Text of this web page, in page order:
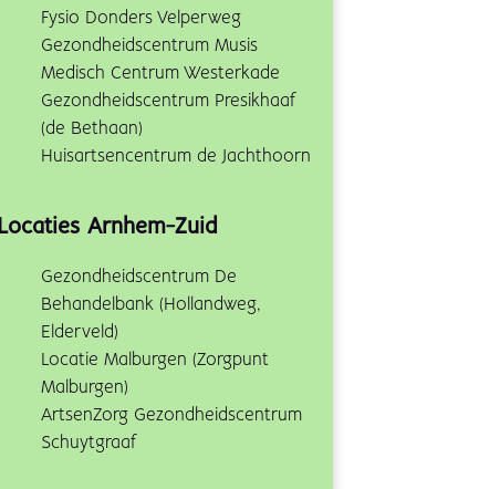
Fysio Donders Velperweg
Gezondheidscentrum Musis
Medisch Centrum Westerkade
Gezondheidscentrum Presikhaaf
(de Bethaan)
Huisartsencentrum de Jachthoorn
Locaties Arnhem-Zuid
Gezondheidscentrum De
Behandelbank (Hollandweg,
Elderveld)
Locatie Malburgen (Zorgpunt
Malburgen)
ArtsenZorg Gezondheidscentrum
Schuytgraaf